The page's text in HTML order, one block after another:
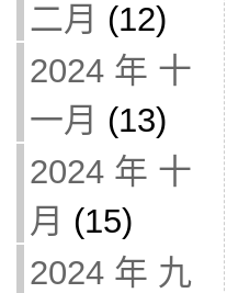
二月 (12)
2024 年 十
一月 (13)
2024 年 十
月 (15)
2024 年 九